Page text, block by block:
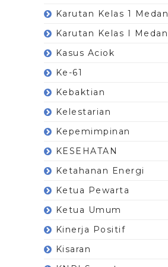
Karutan Kelas 1 Medan
Karutan Kelas I Medan
Kasus Aciok
Ke-61
Kebaktian
Kelestarian
Kepemimpinan
KESEHATAN
Ketahanan Energi
Ketua Pewarta
Ketua Umum
Kinerja Positif
Kisaran